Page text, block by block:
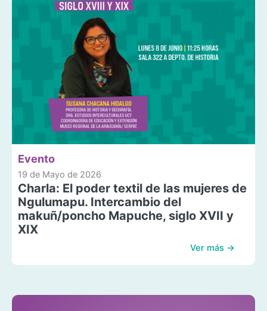
Evento
19 de Mayo de 2026
Charla: El poder textil de las mujeres de
Ngulumapu. Intercambio del
makuñ/poncho Mapuche, siglo XVII y
XIX
Ver más →